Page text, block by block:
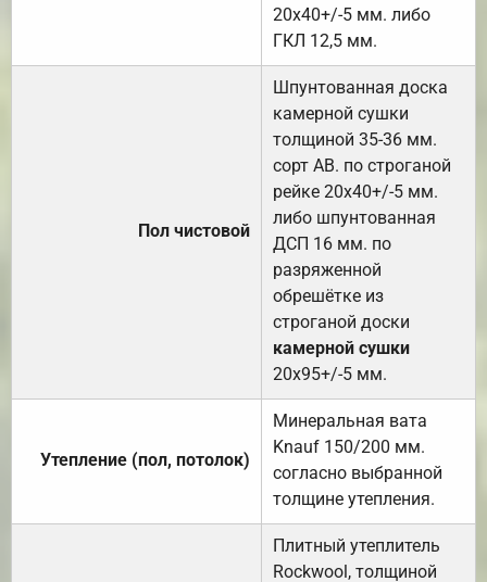
20х40+/-5 мм. либо
ГКЛ 12,5 мм.
Пол чистовой
Шпунтованная доска
камерной сушки
толщиной 35-36 мм.
сорт АВ. по строганой
рейке 20х40+/-5 мм.
либо шпунтованная
ДСП 16 мм. по
разряженной
обрешётке из
строганой доски
камерной сушки
20х95+/-5 мм.
Утепление (пол, потолок)
Минеральная вата
Knauf 150/200 мм.
согласно выбранной
толщине утепления.
Плитный утеплитель
Rockwool, толщиной